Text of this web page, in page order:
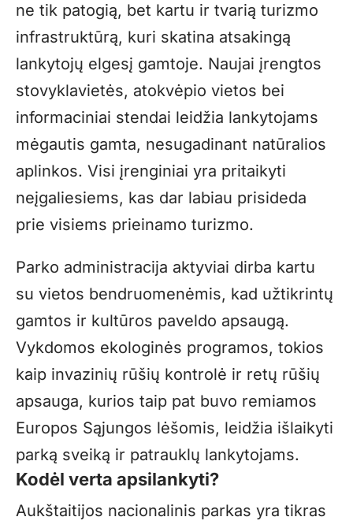
ne tik patogią, bet kartu ir tvarią turizmo
infrastruktūrą, kuri skatina atsakingą
lankytojų elgesį gamtoje. Naujai įrengtos
stovyklavietės, atokvėpio vietos bei
informaciniai stendai leidžia lankytojams
mėgautis gamta, nesugadinant natūralios
aplinkos. Visi įrenginiai yra pritaikyti
neįgaliesiems, kas dar labiau prisideda
prie visiems prieinamo turizmo.
Parko administracija aktyviai dirba kartu
su vietos bendruomenėmis, kad užtikrintų
gamtos ir kultūros paveldo apsaugą.
Vykdomos ekologinės programos, tokios
kaip invazinių rūšių kontrolė ir retų rūšių
apsauga, kurios taip pat buvo remiamos
Europos Sąjungos lėšomis, leidžia išlaikyti
parką sveiką ir patrauklų lankytojams.
Kodėl verta apsilankyti?
Aukštaitijos nacionalinis parkas yra tikras